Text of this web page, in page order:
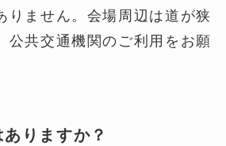
りません。会場周辺は道が狭
公共交通機関のご利用をお願
りますか？